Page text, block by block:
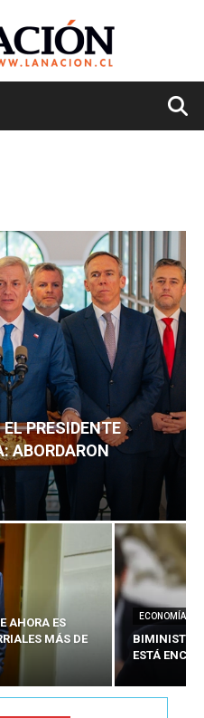
PRESIDENTE
ABORDARON
AHORA ES
MÁS DE
ECONOMÍA
BIMINISTRO
ESTÁ